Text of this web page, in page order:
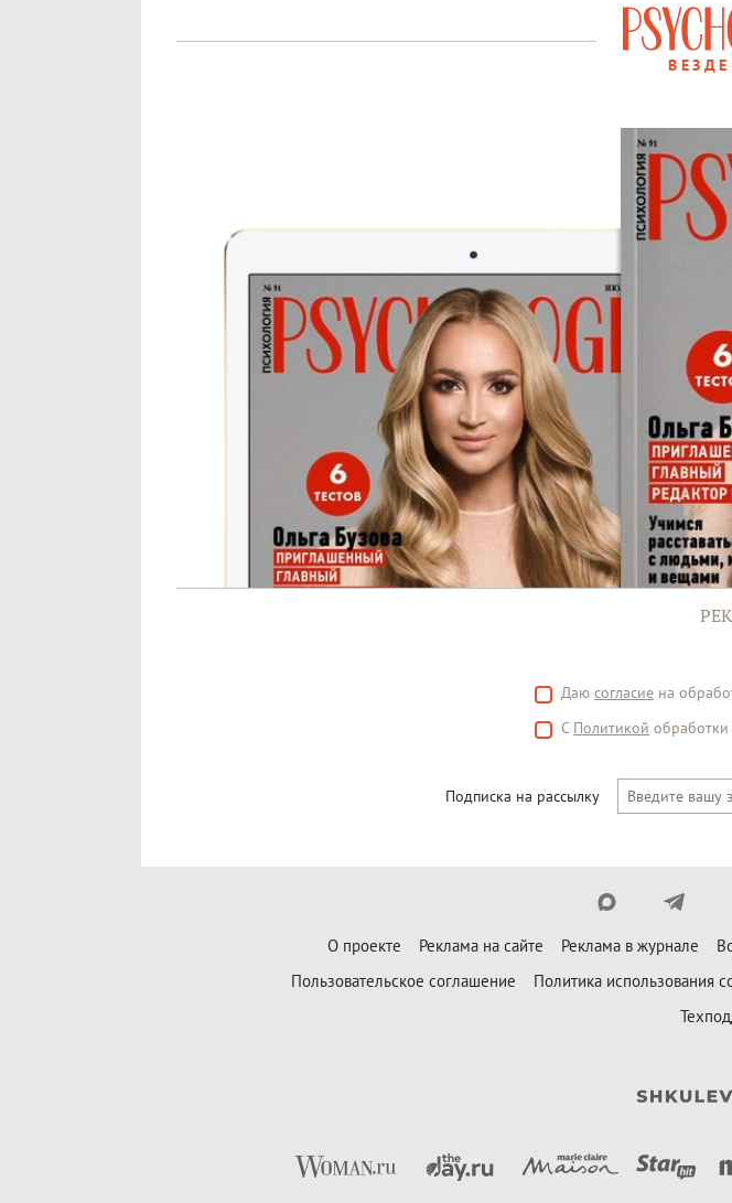
Даю согласие на
С Политикой обработки
Подписка на рассылку
О проекте Реклама на сайте Реклама в журнале
Пользовательское соглашение
Политика использования